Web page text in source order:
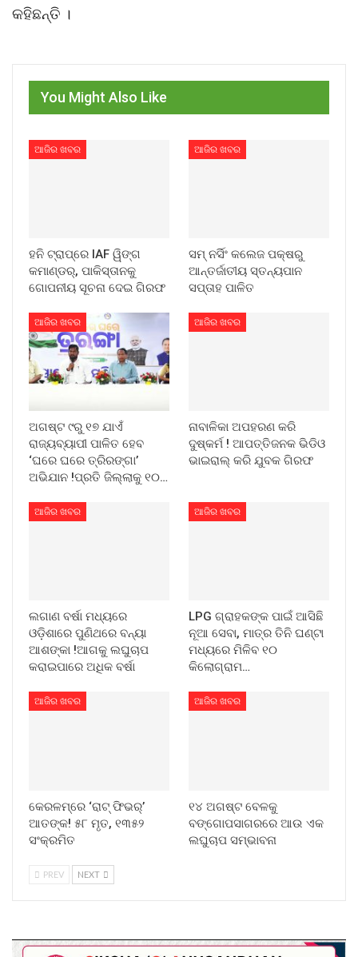
କହିଛନ୍ତି ।
You Might Also Like
ଆଜିର ଖବର
ହନି ଟ୍ରାପ୍‌ରେ IAF ୱିଙ୍ଗ
କମାଣ୍ଡର୍, ପାକିସ୍ତାନକୁ
ଗୋପନୀୟ ସୂଚନା ଦେଇ ଗିରଫ
ଆଜିର ଖବର
ସମ୍ ନର୍ସିଂ କଲେଜ ପକ୍ଷରୁ
ଆନ୍ତର୍ଜାତୀୟ ସ୍ତନ୍ୟପାନ
ସପ୍ତାହ ପାଳିତ
ଆଜିର ଖବର
ଅଗଷ୍ଟ ୯ରୁ ୧୭ ଯାଏଁ
ରାଜ୍ୟବ୍ୟାପୀ ପାଳିତ ହେବ
‘ଘରେ ଘରେ ତ୍ରିରଙ୍ଗା’
ଅଭିଯାନ !ପ୍ରତି ଜିଲ୍ଲାକୁ ୧୦…
ଆଜିର ଖବର
ନାବାଳିକା ଅପହରଣ କରି
ଦୁଷ୍କର୍ମ ! ଆପତ୍ତିଜନକ ଭିଡିଓ
ଭାଇରାଲ୍ କରି ଯୁବକ ଗିରଫ
ଆଜିର ଖବର
ଲଗାଣ ବର୍ଷା ମଧ୍ୟରେ
ଓଡ଼ିଶାରେ ପୁଣିଥରେ ବନ୍ୟା
ଆଶଙ୍କା !ଆଗକୁ ଲଘୁଚାପ
କରାଇପାରେ ଅଧିକ ବର୍ଷା
ଆଜିର ଖବର
LPG ଗ୍ରାହକଙ୍କ ପାଇଁ ଆସିଛି
ନୂଆ ସେବା, ମାତ୍ର ତିନି ଘଣ୍ଟା
ମଧ୍ୟରେ ମିଳିବ ୧୦
କିଲୋଗ୍ରାମ…
ଆଜିର ଖବର
କେରଳମ୍‌ରେ ‘ରାଟ୍ ଫିଭର୍’
ଆତଙ୍କ! ୫୮ ମୃତ, ୧୩୫୨
ସଂକ୍ରମିତ
ଆଜିର ଖବର
୧୪ ଅଗଷ୍ଟ ବେଳକୁ
ବଙ୍ଗୋପସାଗରରେ ଆଉ ଏକ
ଲଘୁଚାପ ସମ୍ଭାବନା
PREV NEXT